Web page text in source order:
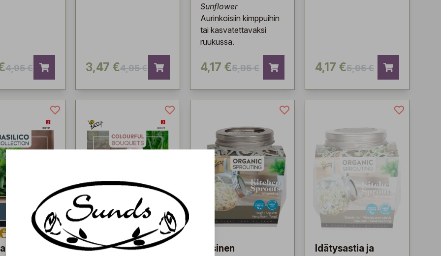
4,95 € 3,47 €4,95 €
Sunflower
Aurinkoisiin kimppuihin
tai kasvatettavaksi
ruukussa.
4,17 €5,95 € 4,17 €5,95 €
Tuoksuherne
Lasinen
Idätysastia ja